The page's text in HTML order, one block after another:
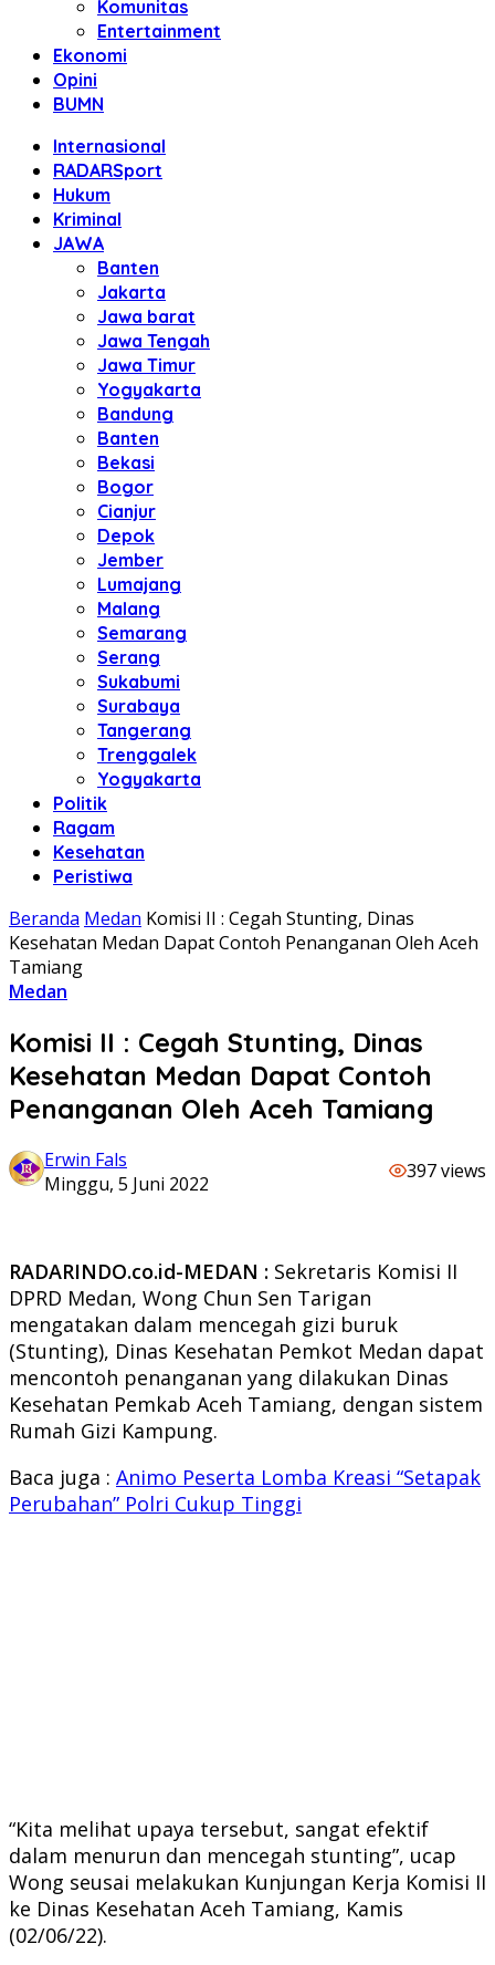
Komunitas
Entertainment
Ekonomi
Opini
BUMN
Internasional
RADARSport
Hukum
Kriminal
JAWA
Banten
Jakarta
Jawa barat
Jawa Tengah
Jawa Timur
Yogyakarta
Bandung
Banten
Bekasi
Bogor
Cianjur
Depok
Jember
Lumajang
Malang
Semarang
Serang
Sukabumi
Surabaya
Tangerang
Trenggalek
Yogyakarta
Politik
Ragam
Kesehatan
Peristiwa
Beranda Medan Komisi II : Cegah Stunting, Dinas
Kesehatan Medan Dapat Contoh Penanganan Oleh Aceh
Tamiang
Medan
Komisi II : Cegah Stunting, Dinas
Kesehatan Medan Dapat Contoh
Penanganan Oleh Aceh Tamiang
Erwin Fals
Minggu, 5 Juni 2022
397 views
RADARINDO.co.id-MEDAN : Sekretaris Komisi II
DPRD Medan, Wong Chun Sen Tarigan
mengatakan dalam mencegah gizi buruk
(Stunting), Dinas Kesehatan Pemkot Medan dapat
mencontoh penanganan yang dilakukan Dinas
Kesehatan Pemkab Aceh Tamiang, dengan sistem
Rumah Gizi Kampung.
Baca juga : Animo Peserta Lomba Kreasi “Setapak
Perubahan” Polri Cukup Tinggi
“Kita melihat upaya tersebut, sangat efektif
dalam menurun dan mencegah stunting”, ucap
Wong seusai melakukan Kunjungan Kerja Komisi II
ke Dinas Kesehatan Aceh Tamiang, Kamis
(02/06/22).